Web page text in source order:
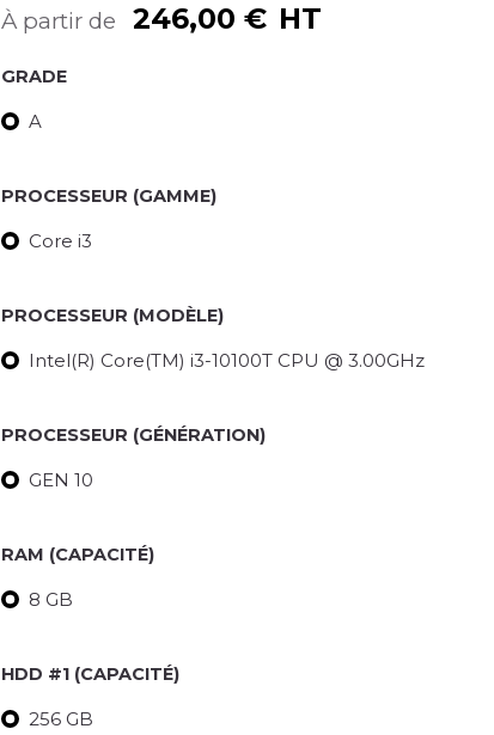
À partir de 246,00 € HT
GRADE
A
PROCESSEUR (GAMME)
Core i3
PROCESSEUR (MODÈLE)
Intel(R) Core(TM) i3-10100T CPU @ 3.00GHz
PROCESSEUR (GÉNÉRATION)
GEN 10
RAM (CAPACITÉ)
8 GB
HDD #1 (CAPACITÉ)
256 GB